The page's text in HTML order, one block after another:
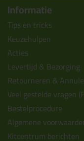
Informatie
Tips en tricks
Keuzehulpen
Acties
Levertijd & Bezorging
Retourneren &
Veel gestelde vragen
Bestelprocedure
Algemene
Kitcentrum berichten